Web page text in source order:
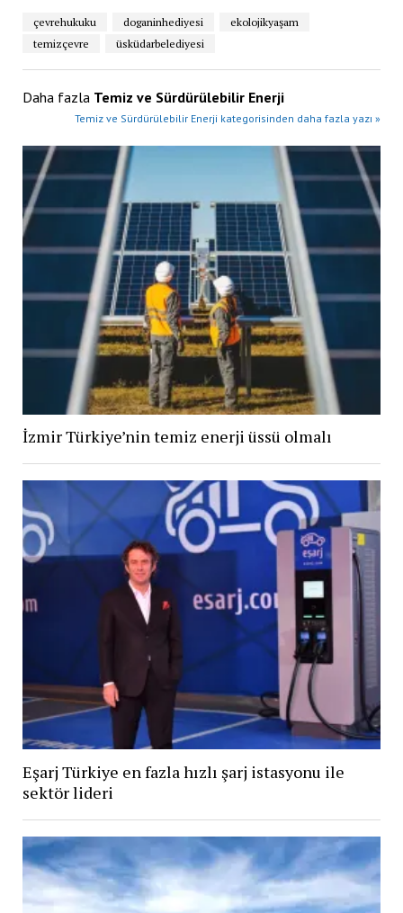
çevrehukuku doganinhediyesi
ekolojikyaşam
temizçevre
üsküdarbelediyesi
Daha fazla Temiz ve Sürdürülebilir Enerji
Temiz ve Sürdürülebilir Enerji kategorisinden daha fazla yazı »
İzmir Türkiye’nin temiz enerji üssü olmalı
Eşarj Türkiye en fazla hızlı şarj istasyonu ile
sektör lideri